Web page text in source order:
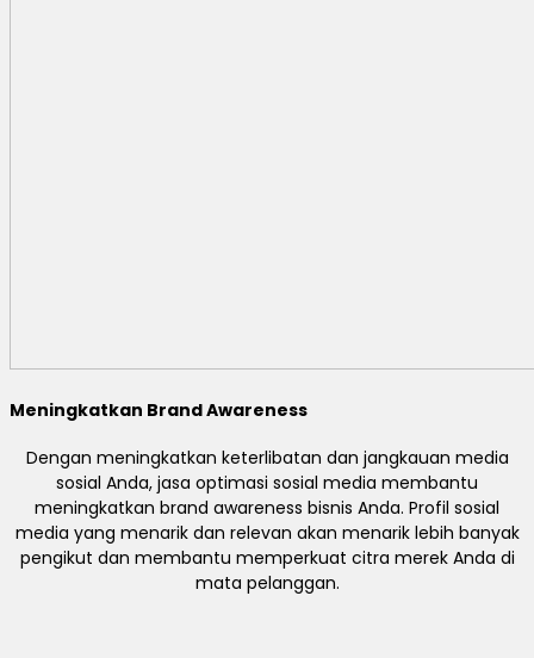
Meningkatkan Brand Awareness
Dengan meningkatkan keterlibatan dan jangkauan media
sosial Anda, jasa optimasi sosial media membantu
meningkatkan brand awareness bisnis Anda. Profil sosial
media yang menarik dan relevan akan menarik lebih banyak
pengikut dan membantu memperkuat citra merek Anda di
mata pelanggan.